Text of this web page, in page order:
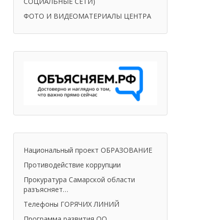
ФОТО И ВИДЕОМАТЕРИАЛЫ ЦЕНТРА
Национальный проект ОБРАЗОВАНИЕ
Противодействие коррупции
Прокуратура Самарской области
разъясняет…
Телефоны ГОРЯЧИХ ЛИНИЙ